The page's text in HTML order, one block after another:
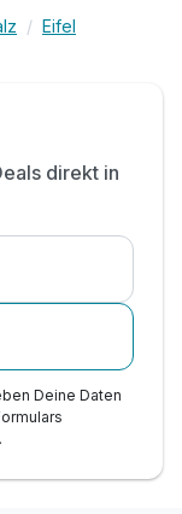
Eifel
direkt in
Deine Daten
.